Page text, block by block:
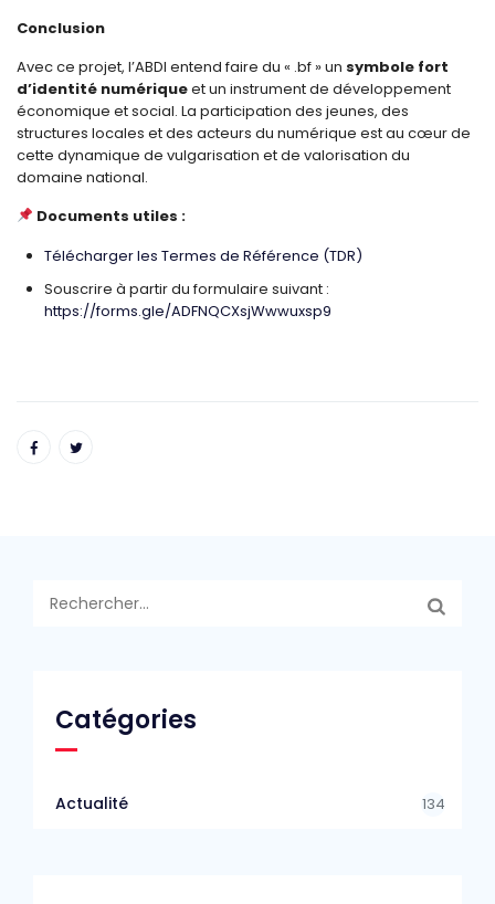
Conclusion
Avec ce projet, l’ABDI entend faire du « .bf » un symbole fort
d’identité numériqueet un instrument de développement
économique et social. La participation des jeunes, des
structures locales et des acteurs du numérique est au cœur de
cette dynamique de vulgarisation et de valorisation du
domaine national.
Documents utiles :
Télécharger les Termes de Référence (TDR)
Souscrire à partir du formulaire suivant :
https://forms.gle/ADFNQCXsjWwwuxsp9
Catégories
Actualité 134